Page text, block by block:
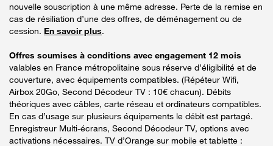
nouvelle souscription à une même adresse. Perte de la remise en
cas de résiliation d’une des offres, de déménagement ou de
cession. En savoir plus.
Offres soumises à conditions avec engagement 12 mois
valables en France métropolitaine sous réserve d’éligibilité et de
couverture, avec équipements compatibles. (Répéteur Wifi,
Airbox 20Go, Second Décodeur TV : 10€ chacun). Débits
théoriques avec câbles, carte réseau et ordinateurs compatibles.
En cas d’usage sur plusieurs équipements le débit est partagé.
Enregistreur Multi-écrans, Second Décodeur TV, options avec
activations nécessaires. TV d’Orange sur mobile et tablette :